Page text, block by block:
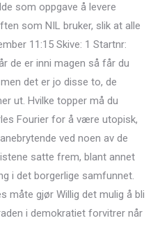
som oppgave å levere
som NIL bruker, slik at alle
11:15 Skive: 1 Startnr:
de er inni magen så får du
det er jo disse to, de
ut. Hvilke topper må du
Fourier for å være utopisk,
ved noen av de
satte frem, blant annet
i det borgerlige samfunnet.
måte gjør Willig det mulig å bli
i demokratiet forvitrer når